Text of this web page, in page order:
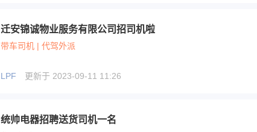
迁安锦诚物业服务有限公司招司机啦
带车司机 | 代驾外派
LPF 更新于 2023-09-11 11:26
统帅电器招聘送货司机一名